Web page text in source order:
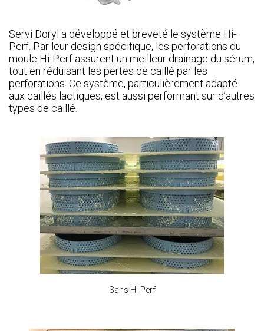
Servi Doryl a développé et breveté le système Hi-
Perf. Par leur design spécifique, les perforations du
moule Hi-Perf assurent un meilleur drainage du sérum,
tout en réduisant les pertes de caillé par les
perforations. Ce système, particulièrement adapté
aux caillés lactiques, est aussi performant sur d’autres
types de caillé.
Sans Hi-Perf